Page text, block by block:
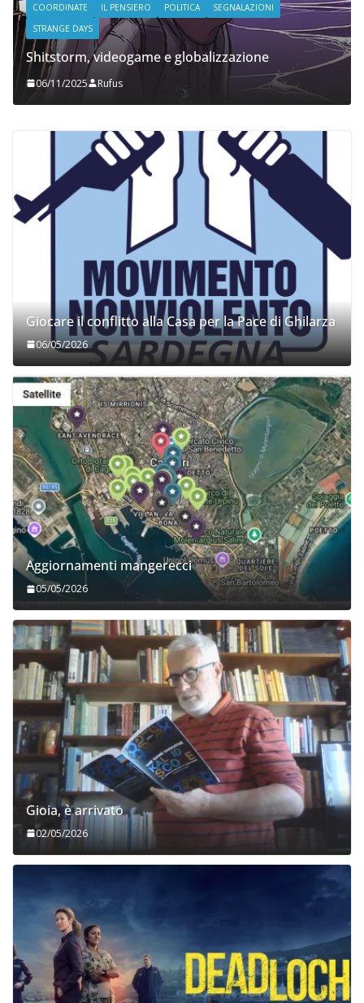
COORDINATE IL PENSIERO POLITICA
SEGNALAZIONI
STRANGE DAYS
Shitstorm, videogame e globalizzazione
06/11/2025 Rufus
Giocare il conflitto alla Casa per la Pace di Ghilarza
06/05/2026
Aggiornamenti mangerecci
05/05/2026
Gioia, è arrivato
02/05/2026